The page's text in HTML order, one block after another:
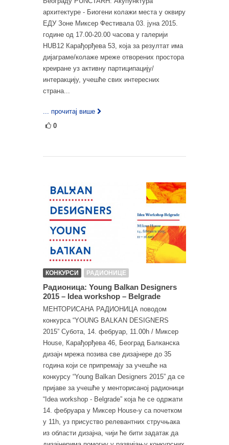
архитектуре - Биогени колажи места у оквиру
ЕДУ Зоне Миксер Фестивала 03. јуна 2015.
године од 17.00-20.00 часова у галерији
HUB12 Карађорђева 53, која за резултат има
дијаграме/колаже мреже отворених простора
креиране уз активну партиципацију/
интеракцију, учешће свих интересних
страна...
... прочитај више
0
КОНКУРСИ РАДИОНИЦЕ
Радионица: Young Balkan Designers
2015 – Idea workshop – Belgrade
МЕНТОРИСАНА РАДИОНИЦА поводом
конкурса “YOUNG BALKAN DESIGNERS
2015” Субота, 14. фебруар, 11.00h / Миксер
House, Карађорђева 46, Београд Балканска
дизајн мрежа позива све дизајнере до 35
година који се припремају за учешће на
конкурсу “Young Balkan Designers 2015” да се
пријаве за учешће у менторисаној радионици
“Idea workshop - Belgrade” која ће се одржати
14. фебруара у Миксер House-у са почетком
у 11h, уз присуство релевантних стручњака
из области дизајна, чији ће бити задатак да